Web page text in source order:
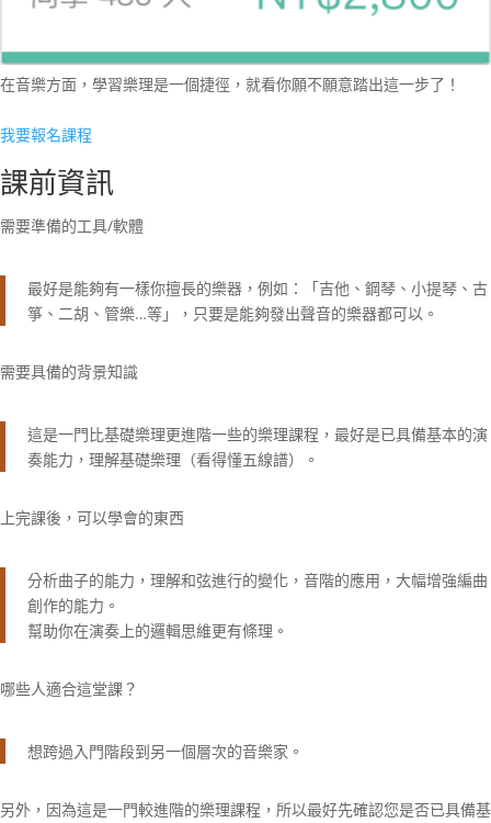
在音樂方面，學習樂理是一個捷徑，就看你願不願意踏出這一步了！
我要報名課程
課前資訊
需要準備的工具/軟體
最好是能夠有一樣你擅長的樂器，例如：「吉他、鋼琴、小提琴、古
箏、二胡、管樂…等」，只要是能夠發出聲音的樂器都可以。
需要具備的背景知識
這是一門比基礎樂理更進階一些的樂理課程，最好是已具備基本的演
奏能力，理解基礎樂理（看得懂五線譜）。
上完課後，可以學會的東西
分析曲子的能力，理解和弦進行的變化，音階的應用，大幅增強編曲
創作的能力。
幫助你在演奏上的邏輯思維更有條理。
哪些人適合這堂課？
想跨過入門階段到另一個層次的音樂家。
另外，因為這是一門較進階的樂理課程，所以最好先確認您是否已具備基